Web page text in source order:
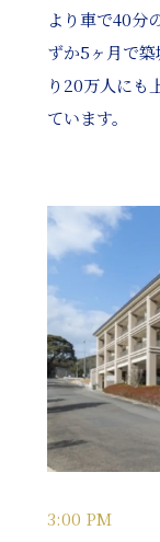
より車で40分
ずか5ヶ月で
り20万人にも
ています。
3:00 PM